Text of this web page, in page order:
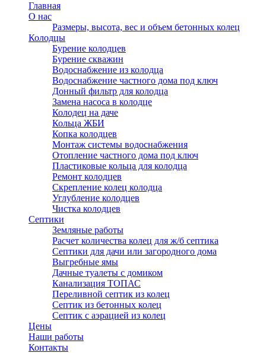
Главная
О нас
Размеры, высота, вес и объем бетонных колец
Колодцы
Бурение колодцев
Бурение скважин
Водоснабжение из колодца
Водоснабжение частного дома под ключ
Донный фильтр для колодца
Замена насоса в колодце
Колодец на даче
Кольца ЖБИ
Копка колодцев
Монтаж системы водоснабжения
Отопление частного дома под ключ
Пластиковые кольца для колодца
Ремонт колодцев
Скрепление колец колодца
Углубление колодцев
Чистка колодцев
Септики
Земляные работы
Расчет количества колец для ж/б септика
Септики для дачи или загородного дома
Выгребные ямы
Дачные туалеты с домиком
Канализация ТОПАС
Переливной септик из колец
Септик из бетонных колец
Септик с аэрацией из колец
Цены
Наши работы
Контакты